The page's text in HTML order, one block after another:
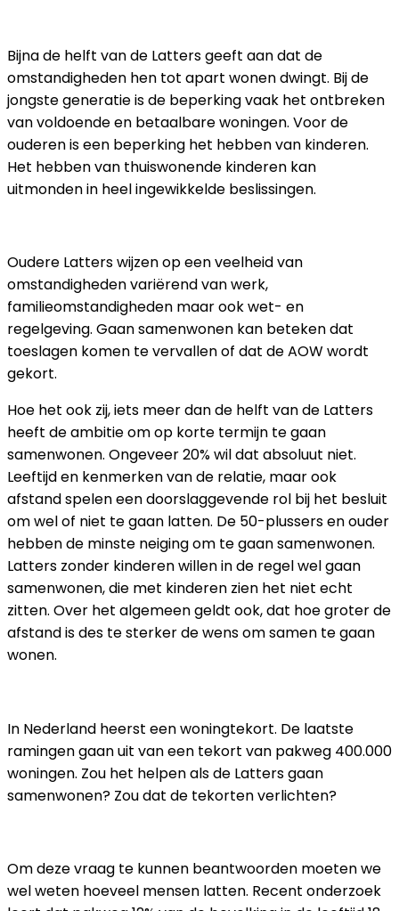
Bijna de helft van de Latters geeft aan dat de
omstandigheden hen tot apart wonen dwingt. Bij de
jongste generatie is de beperking vaak het ontbreken
van voldoende en betaalbare woningen. Voor de
ouderen is een beperking het hebben van kinderen.
Het hebben van thuiswonende kinderen kan
uitmonden in heel ingewikkelde beslissingen.
Oudere Latters wijzen op een veelheid van
omstandigheden variërend van werk,
familieomstandigheden maar ook wet- en
regelgeving. Gaan samenwonen kan beteken dat
toeslagen komen te vervallen of dat de AOW wordt
gekort.
Hoe het ook zij, iets meer dan de helft van de Latters
heeft de ambitie om op korte termijn te gaan
samenwonen. Ongeveer 20% wil dat absoluut niet.
Leeftijd en kenmerken van de relatie, maar ook
afstand spelen een doorslaggevende rol bij het besluit
om wel of niet te gaan latten. De 50-plussers en ouder
hebben de minste neiging om te gaan samenwonen.
Latters zonder kinderen willen in de regel wel gaan
samenwonen, die met kinderen zien het niet echt
zitten. Over het algemeen geldt ook, dat hoe groter de
afstand is des te sterker de wens om samen te gaan
wonen.
In Nederland heerst een woningtekort. De laatste
ramingen gaan uit van een tekort van pakweg 400.000
woningen. Zou het helpen als de Latters gaan
samenwonen? Zou dat de tekorten verlichten?
Om deze vraag te kunnen beantwoorden moeten we
wel weten hoeveel mensen latten. Recent onderzoek